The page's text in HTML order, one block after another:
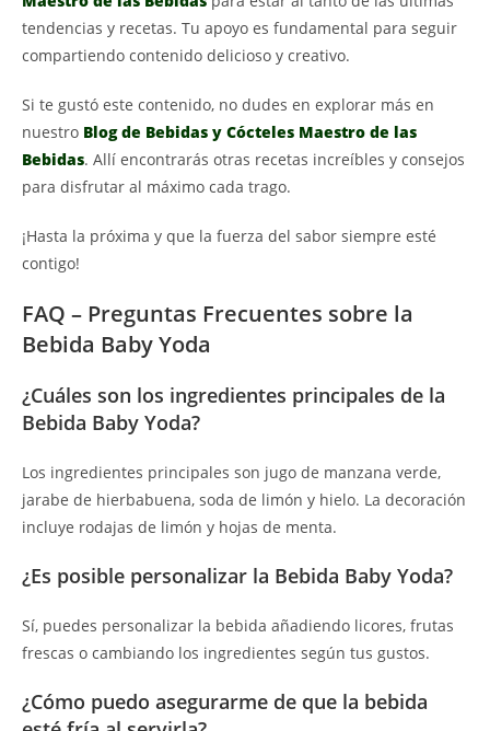
tendencias y recetas. Tu apoyo es fundamental para seguir
compartiendo contenido delicioso y creativo.
Si te gustó este contenido, no dudes en explorar más en
nuestro Blog de Bebidas y Cócteles Maestro de las
Bebidas. Allí encontrarás otras recetas increíbles y consejos
para disfrutar al máximo cada trago.
¡Hasta la próxima y que la fuerza del sabor siempre esté
contigo!
FAQ – Preguntas Frecuentes sobre la
Bebida Baby Yoda
¿Cuáles son los ingredientes principales de la
Bebida Baby Yoda?
Los ingredientes principales son jugo de manzana verde,
jarabe de hierbabuena, soda de limón y hielo. La decoración
incluye rodajas de limón y hojas de menta.
¿Es posible personalizar la Bebida Baby Yoda?
Sí, puedes personalizar la bebida añadiendo licores, frutas
frescas o cambiando los ingredientes según tus gustos.
¿Cómo puedo asegurarme de que la bebida